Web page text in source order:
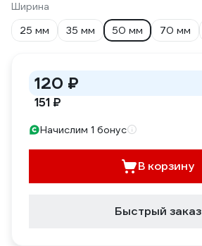
Ширина
25 мм
35 мм 50 мм 70 мм
120 ₽
151 ₽
Начислим 1 бонус
В корзину
Быстрый заказ